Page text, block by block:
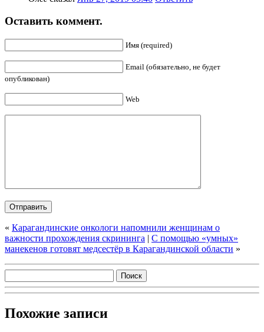
Оставить коммент.
Имя (required)
Email (обязательно, не будет
опубликован)
Web
« Карагандинские онкологи напомнили женщинам о
важности прохождения скрининга | С помощью «умных»
манекенов готовят медсестёр в Карагандинской области »
Похожие записи